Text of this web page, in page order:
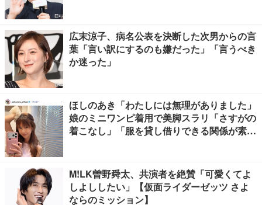
広末涼子、病名公表を決断した次男からの言
葉「言い訳にするのも嫌だった」「言うべき
か迷った」
ほしのあき「わたしには無理がありました」
娘のミニワンピ着用で美脚スラリ「さすがの
着こなし」「服を貸し借りできる関係が素
M!LK曽野舜太、共演者を絶賛「可愛くてよ
しよししたい」【仮面ライダーゼッツ さよ
ならのミッション】